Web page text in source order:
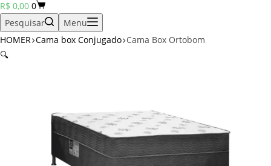
Carrinho
R$ 0,00 0
Pesquisar
Menu
HOMER Cama box Conjugado Cama Box Ortobom
🔍